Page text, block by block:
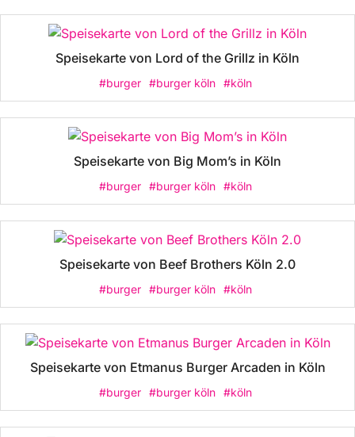
Speisekarte von Lord of the Grillz in Köln
#burger #burger köln #köln
Speisekarte von Big Mom’s in Köln
#burger #burger köln #köln
Speisekarte von Beef Brothers Köln 2.0
#burger #burger köln #köln
Speisekarte von Etmanus Burger Arcaden in Köln
#burger #burger köln #köln